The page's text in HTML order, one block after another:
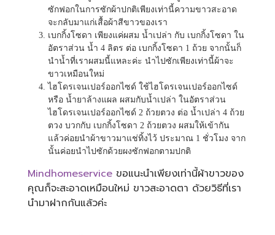
ซักฟอกในการซักผ้าปกติเพียงเท่านี้ความขาวสะอาด
จะกลับมาแก่เสื้อผ้าสีขาวของเรา
เบกกิ้งโซดา เพียงแค่ผสม น้ำเปล่า กับ เบกกิ้งโซดา ใน
อัตราส่วน น้ำ 4 ลิตร ต่อ เบกกิ้งโซดา 1 ถ้วย จากนั้นก็
นำน้ำที่เราผสมนี้แหละค่ะ นำไปซักเพียงเท่านี้ผ้าจะ
ขาวเหมือนใหม่
ไฮโดรเจนเปอร์ออกไซด์ ใช้ไฮโดรเจนเปอร์ออกไซด์
หรือ น้ำยาล้างแผล ผสมกับน้ำเปล่า ในอัตราส่วน
ไฮโดรเจนเปอร์ออกไซด์ 2 ถ้วยตวง ต่อ น้ำเปล่า 4 ถ้วย
ตวง บวกกับ เบกกิ้งโซดา 2 ถ้วยตวง ผสมให้เข้ากัน
แล้วค่อยนำผ้าขาวมาแช่ทิ้งไว้ ประมาณ 1 ชั่วโมง จาก
นั้นค่อยนำไปซักด้วยผงซักฟอกตามปกติ
Mindhomeservice ขอแนะนำเพียงเท่านี้ผ้าขาวของ
คุณก็จะสะอาดเหมือนใหม่ ขาวสะอาดตา ด้วยวิธีที่เรา
นำมาฝากกันแล้วค่ะ